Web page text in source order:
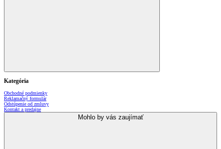
Kategória
Obchodné podmienky
Reklamačný formulár
Odstúpenie od zmluvy
Kontakt a predajne
Mohlo by vás zaujímať